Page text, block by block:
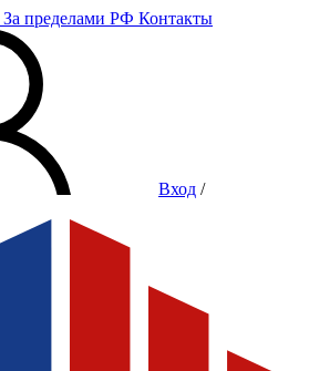
За пределами РФ Контакты
Вход /